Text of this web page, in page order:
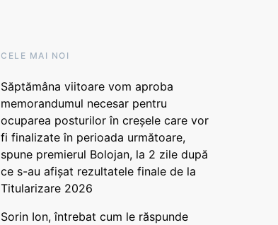
CELE MAI NOI
Săptămâna viitoare vom aproba
memorandumul necesar pentru
ocuparea posturilor în creșele care vor
fi finalizate în perioada următoare,
spune premierul Bolojan, la 2 zile după
ce s-au afișat rezultatele finale de la
Titularizare 2026
Sorin Ion, întrebat cum le răspunde